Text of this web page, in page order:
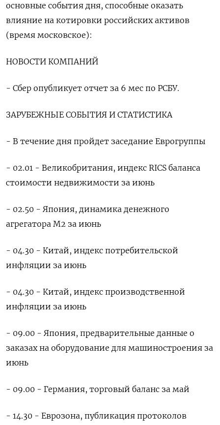
основные события дня, способные оказать
влияние на котировки российских ‌активов
(время московское):
НОВОСТИ КОМПАНИЙ
- Сбер опубликует отчет за 6 мес по РСБУ.
ЗАРУБЕЖНЫЕ СОБЫТИЯ И ​СТАТИСТИКА
- В ​течение ​дня пройдет ⁠заседание Еврогруппы
- 02.01 - Великобритания, ‌индекс RICS баланса
‌стоимости недвижимости за июнь
- 02.50 - Япония, динамика денежного ​
агрегатора М2 за июнь
- ‌04.30 - Китай, индекс потребительской
инфляции за ​июнь
- 04.30 - Китай, индекс производственной
‌инфляции за июнь
- 09.00 - Япония, предварительные данные о
заказах на оборудование для ​машиностроения ​за
июнь
- ‌09.00 - Германия, торговый баланс за май
- ​14.30 - Еврозона, публикация протоколов